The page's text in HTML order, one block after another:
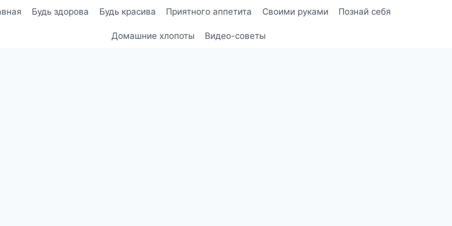
Будь здорова Будь красива Приятного аппетита Своими руками Познай себя
Домашние хлопоты Видео-советы